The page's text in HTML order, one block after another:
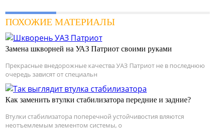
ПОХОЖИЕ МАТЕРИАЛЫ
Замена шкворней на УАЗ Патриот своими руками
Прекрасные внедорожные качества УАЗ Патриот не в последнюю
очередь зависят от специальн
Как заменить втулки стабилизатора передние и задние?
Втулки стабилизатора поперечной устойчивостия вляются
неотъемлемым элементом системы, о